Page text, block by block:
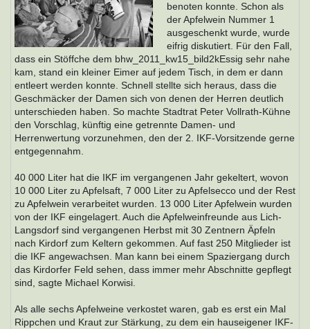
benoten konnte. Schon als
der Apfelwein Nummer 1
ausgeschenkt wurde, wurde
eifrig diskutiert. Für den Fall,
dass ein Stöffche dem bhw_2011_kw15_bild2kEssig sehr nahe
kam, stand ein kleiner Eimer auf jedem Tisch, in dem er dann
entleert werden konnte. Schnell stellte sich heraus, dass die
Geschmäcker der Damen sich von denen der Herren deutlich
unterschieden haben. So machte Stadtrat Peter Vollrath-Kühne
den Vorschlag, künftig eine getrennte Damen- und
Herrenwertung vorzunehmen, den der 2. IKF-Vorsitzende gerne
entgegennahm.
40 000 Liter hat die IKF im vergangenen Jahr gekeltert, wovon
10 000 Liter zu Apfelsaft, 7 000 Liter zu Apfelsecco und der Rest
zu Apfelwein verarbeitet wurden. 13 000 Liter Apfelwein wurden
von der IKF eingelagert. Auch die Apfelweinfreunde aus Lich-
Langsdorf sind vergangenen Herbst mit 30 Zentnern Äpfeln
nach Kirdorf zum Keltern gekommen. Auf fast 250 Mitglieder ist
die IKF angewachsen. Man kann bei einem Spaziergang durch
das Kirdorfer Feld sehen, dass immer mehr Abschnitte gepflegt
sind, sagte Michael Korwisi.
Als alle sechs Apfelweine verkostet waren, gab es erst ein Mal
Rippchen und Kraut zur Stärkung, zu dem ein hauseigener IKF-